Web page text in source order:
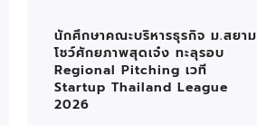
นักศึกษาคณะบริหารธุรกิจ ม.สยาม
โชว์ศักยภาพสุดเจ๋ง ทะลุรอบ
Regional Pitching เวที
Startup Thailand League
2026